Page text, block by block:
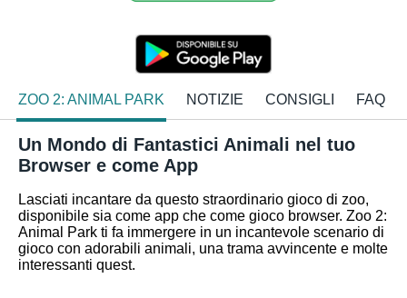
ZOO 2: ANIMAL PARK NOTIZIE CONSIGLI FAQ
Un Mondo di Fantastici Animali nel tuo
Browser e come App
Lasciati incantare da questo straordinario gioco di zoo,
disponibile sia come app che come gioco browser. Zoo 2:
Animal Park ti fa immergere in un incantevole scenario di
gioco con adorabili animali, una trama avvincente e molte
interessanti quest.